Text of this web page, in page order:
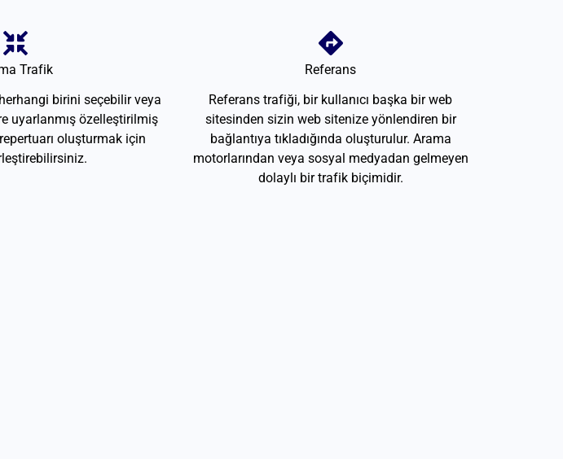
Trafik
birini seçebilir veya
uyarlanmış özelleştirilmiş
oluşturmak için
Referans
Referans trafiği, bir kullanıcı başka bir web
sitesinden sizin web sitenize yönlendiren bir
bağlantıya tıkladığında oluşturulur. Arama
motorlarından veya sosyal medyadan gelmeyen
dolaylı bir trafik biçimidir.